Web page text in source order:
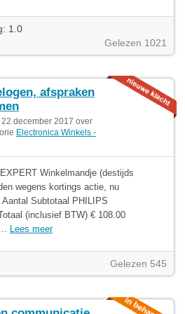
1.0
Gelezen 1021
afspraken
22 december 2017 over
Electronica Winkels -
Winkelmandje (destijds
wegens kortings actie, nu
Subtotaal PHILIPS
(inclusief BTW) € 108.00
Lees meer
Gelezen 545